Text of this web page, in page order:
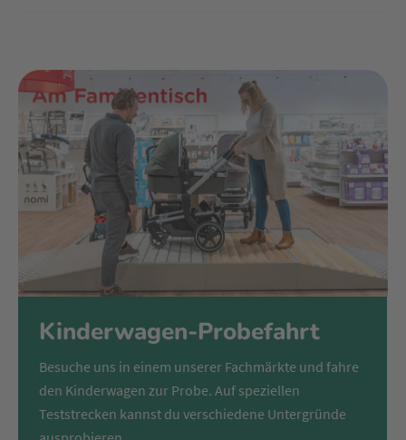
Kinderwagen-Probefahrt
Besuche uns in einem unserer Fachmärkte und fahre
den Kinderwagen zur Probe. Auf speziellen
Teststrecken kannst du verschiedene Untergründe